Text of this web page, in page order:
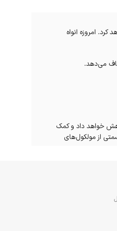
امروزه انواه
می‌دهد.
خواهد داد و کمک
از مولکول‌های